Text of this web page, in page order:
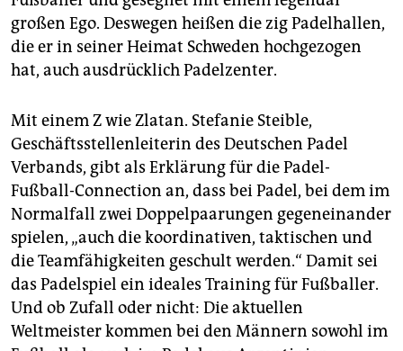
großen Ego. Deswegen heißen die zig Padelhallen,
die er in seiner Heimat Schweden hochgezogen
hat, auch ausdrücklich Padelzenter.
Mit einem Z wie Zlatan. Stefanie Steible,
Geschäftsstellenleiterin des Deutschen Padel
Verbands, gibt als Erklärung für die Padel-
Fußball-Connection an, dass bei Padel, bei dem im
Normalfall zwei Doppelpaarungen gegeneinander
spielen, „auch die koordinativen, taktischen und
die Teamfähigkeiten geschult werden.“ Damit sei
das Padelspiel ein ideales Training für Fußballer.
Und ob Zufall oder nicht: Die aktuellen
Weltmeister kommen bei den Männern sowohl im